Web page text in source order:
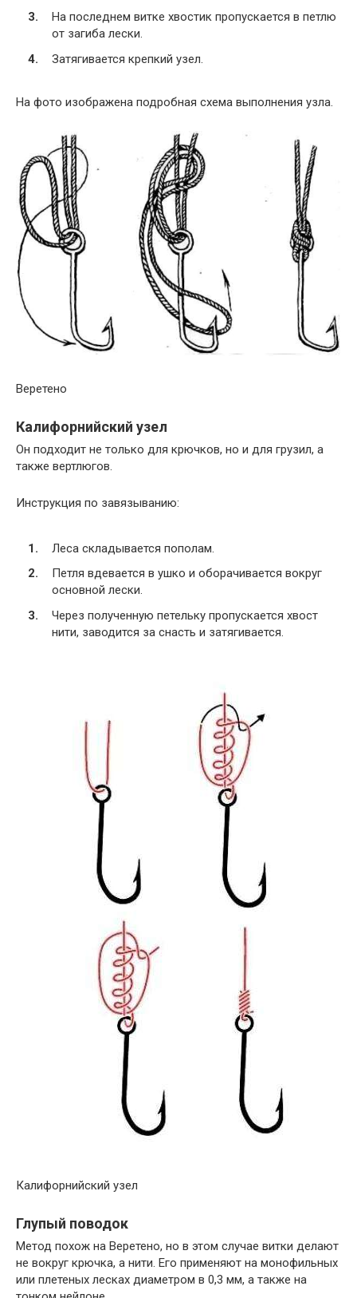
На последнем витке хвостик пропускается в петлю
от загиба лески.
Затягивается крепкий узел.
На фото изображена подробная схема выполнения узла.
Веретено
Калифорнийский узел
Он подходит не только для крючков, но и для грузил, а
также вертлюгов.
Инструкция по завязыванию:
Леса складывается пополам.
Петля вдевается в ушко и оборачивается вокруг
основной лески.
Через полученную петельку пропускается хвост
нити, заводится за снасть и затягивается.
Калифорнийский узел
Глупый поводок
Метод похож на Веретено, но в этом случае витки делают
не вокруг крючка, а нити. Его применяют на монофильных
или плетеных лесках диаметром в 0,3 мм, а также на